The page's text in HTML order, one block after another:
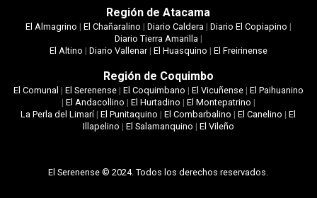
Región de Atacama
El Almagrino | El Chañaralino | Diario Caldera| Diario El Copiapino |
Diario Tierra Amarilla|
El Altino | Diario Vallenar| El Huasquino | El Freirinense
Región de Coquimbo
El Comunal | El Serenense| El Coquimbano | El Vicuñense| El Paihuanino
| El Andacollino | El Hurtadino | El Montepatrino |
La Perla del Limarí|El Punitaquino |El Combarbalino |El Canelino |El
Illapelino | El Salamanquino | El Vileño
El Serenense © 2024. Todos los derechos reservados.